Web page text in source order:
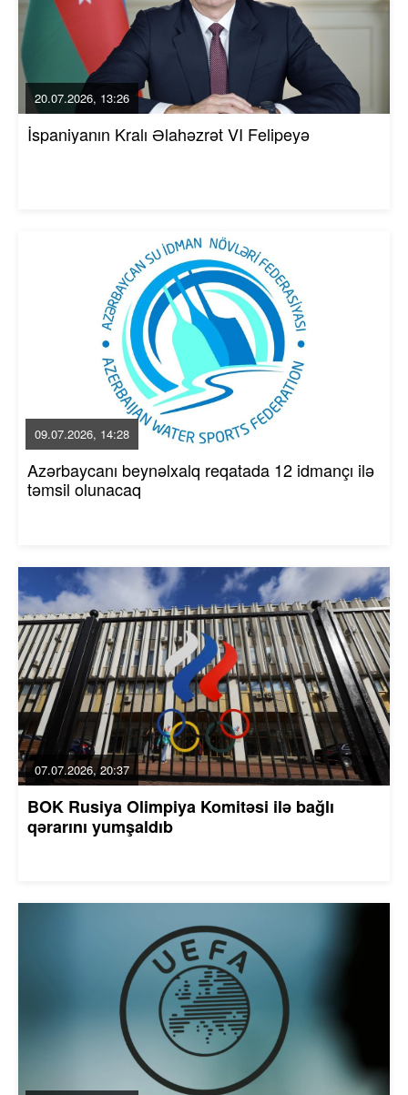
20.07.2026, 13:26
İspaniyanın Kralı Əlahəzrət VI Felipeyə
09.07.2026, 14:28
Azərbaycanı beynəlxalq reqatada 12 idmançı ilə
təmsil olunacaq
07.07.2026, 20:37
BOK Rusiya Olimpiya Komitəsi ilə bağlı
qərarını yumşaldıb